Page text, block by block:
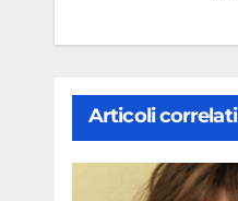
Articoli correlati